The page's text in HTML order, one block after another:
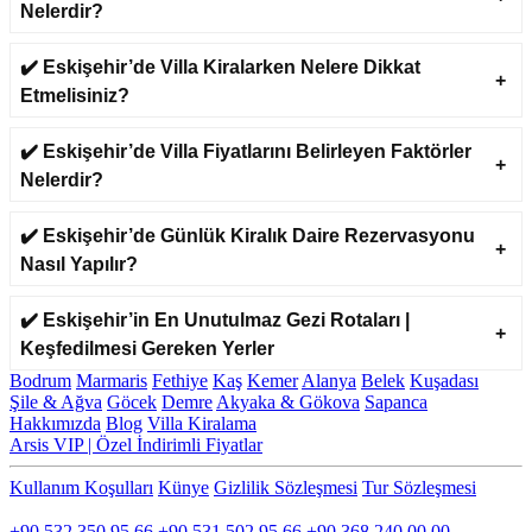
barbekü bölümleriyle doğa severler için benzersiz bir kaçış
yaşamak isteyen misafirler için ideal bir ortam sağlar.
Eskişehir Şömineli Kış Villaları - Romantik ve Sıcak
Rustik ahşap detaylar, şömine sıcaklığı ve modern dekorasyonun
Eskişehir’in kış manzarası eşliğinde samimi, sıcak ve konforlu bir
konaklama deneyimi sunar.
Kalbinde Pratik Konaklama
Merkezi lokasyonlara yakın modern daireler; kısa süreli şehir
ziyaretleri, iş seyahatleri, üniversite ziyaretleri veya konforlu bir
geçici konaklama arayışı için ideal bir çözümdür. Temiz, güvenli ve
tam donanımlı yapılarıyla hem konfor hem pratiklik sunar.
Eskişehir Aileye Uygun Ferah Villalar - Geniş Alanlar
& Güvenli Konum
Nelerdir?
✔️ Eskişehir’de Villa Kiralarken Nelere Dikkat
Etmelisiniz?
✔️ Eskişehir’de Villa Fiyatlarını Belirleyen Faktörler
Nelerdir?
✔️ Eskişehir’de Günlük Kiralık Daire Rezervasyonu
Nasıl Yapılır?
✔️ Eskişehir’in En Unutulmaz Gezi Rotaları |
Keşfedilmesi Gereken Yerler
Bodrum Marmaris Fethiye Kaş KemerAlanya Belek Kuşadası
Şile & Ağva Göcek DemreAkyaka & Gökova Sapanca
Hakkımızda Blog Villa Kiralama
Arsis VIP | Özel İndirimli Fiyatlar
Kullanım Koşulları Künye Gizlilik Sözleşmesi Tur Sözleşmesi